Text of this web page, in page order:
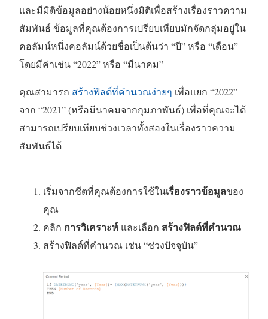
เ
ปิ
น
ห
น้
ง
ห
และมีมิติข้อมูลอย่างน้อยหนึ่งมิติเพื่อสร้างเรื่องราวความ
สัมพันธ์ ข้อมูลที่คุณต้องการเปรียบเทียบมักจัดกลุ่มอยู่ใน
คอลัมน์หนึ่งคอลัมน์ด้วยชื่อเป็นต้นว่า “ปี” หรือ “เดือน”
โดยมีค่าเช่น “2022” หรือ “มีนาคม”
คุณสามารถ สร้างฟิลด์ที่คำนวณง่ายๆ เพื่อแยก “2022”
จาก “2021” (หรือมีนาคมจากกุมภาพันธ์) เพื่อที่คุณจะได้
สามารถเปรียบเทียบช่วงเวลาทั้งสองในเรื่องราวความ
สัมพันธ์ได้
เริ่มจากชีตที่คุณต้องการใช้ในเรื่องราวข้อมูลของ
คุณ
คลิก การวิเคราะห์ และเลือก สร้างฟิลด์ที่คำนวณ
สร้างฟิลด์ที่คำนวณ เช่น “ช่วงปัจจุบัน”